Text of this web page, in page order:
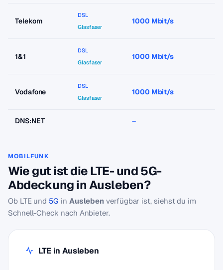
Telekom
DSL
Glasfaser
1000 Mbit/s
1&1
DSL
Glasfaser
1000 Mbit/s
Vodafone
DSL
Glasfaser
1000 Mbit/s
DNS:NET –
MOBILFUNK
Wie gut ist die LTE- und 5G-
Abdeckung in Ausleben?
Ob LTE und 5G in Ausleben verfügbar ist, siehst du im
Schnell-Check nach Anbieter.
LTE in Ausleben